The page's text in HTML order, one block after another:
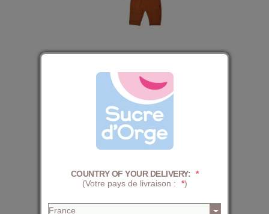
36,99 € 29,59 €
COUNTRY OF YOUR DELIVERY: *
(Votre pays de livraison :
*)